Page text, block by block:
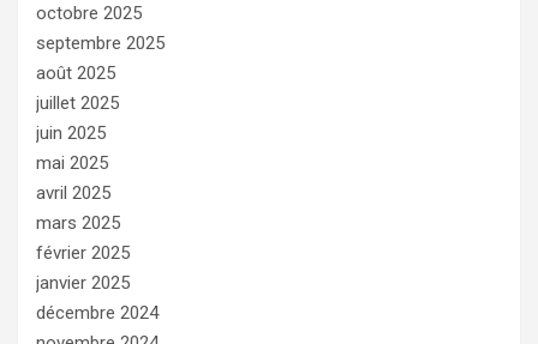
octobre 2025
septembre 2025
août 2025
juillet 2025
juin 2025
mai 2025
avril 2025
mars 2025
février 2025
janvier 2025
décembre 2024